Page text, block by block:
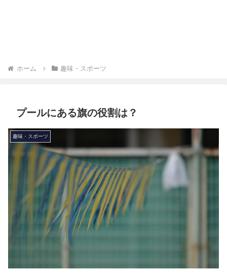
ホーム 趣味・スポーツ
プールにある旗の役割は？
趣味・スポーツ